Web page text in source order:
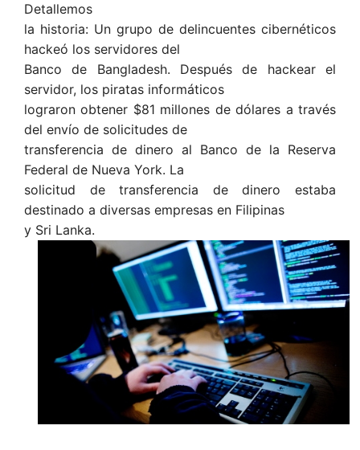
Detallemos
la historia: Un grupo de delincuentes cibernéticos
hackeó los servidores del
Banco de Bangladesh. Después de hackear el
servidor, los piratas informáticos
lograron obtener $81 millones de dólares a través
del envío de solicitudes de
transferencia de dinero al Banco de la Reserva
Federal de Nueva York. La
solicitud de transferencia de dinero estaba
destinado a diversas empresas en Filipinas
y Sri Lanka.